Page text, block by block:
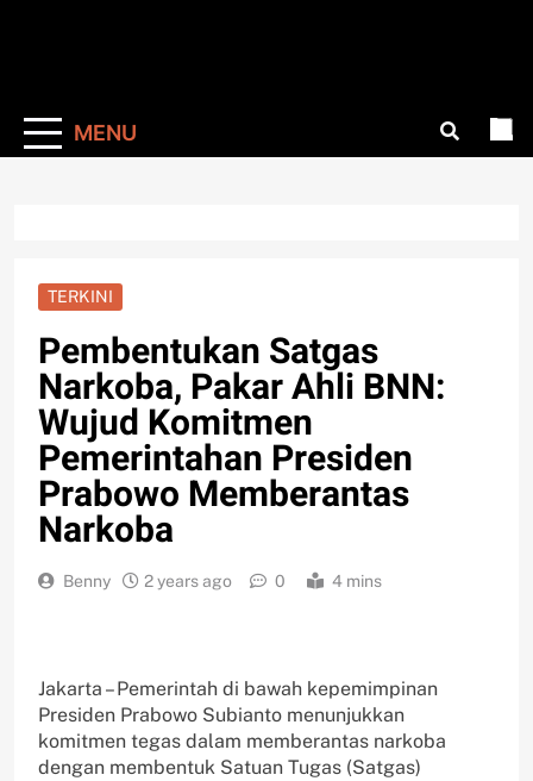
MENU
TERKINI
Pembentukan Satgas
Narkoba, Pakar Ahli BNN:
Wujud Komitmen
Pemerintahan Presiden
Prabowo Memberantas
Narkoba
Benny 2 years ago 0 4 mins
Jakarta – Pemerintah di bawah kepemimpinan
Presiden Prabowo Subianto menunjukkan
komitmen tegas dalam memberantas narkoba
dengan membentuk Satuan Tugas (Satgas)